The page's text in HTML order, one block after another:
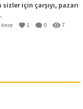
sizler için çarşıyı, pazarı
1 0 7